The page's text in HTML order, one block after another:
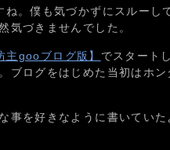
ね。僕も気づかずにスルー
気づきませんでした。
主gooブログ版】 でスタート
ブログをはじめた当初はホ
事を好きなように書いてい